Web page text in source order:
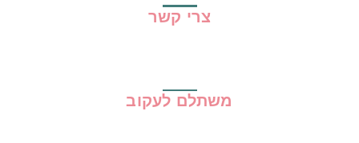
צרי קשר
משתלם לעקוב